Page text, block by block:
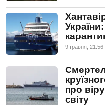
9 травня, 21:56
про
світу